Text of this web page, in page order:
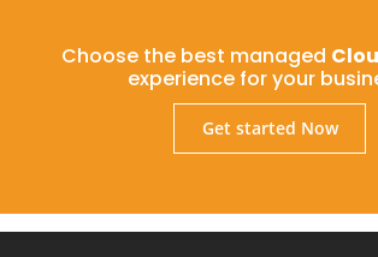
Choose the best managed
experience for your
Get started Now